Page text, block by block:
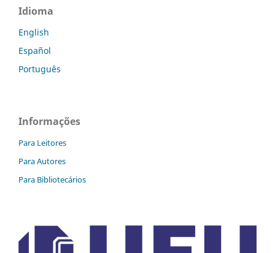
Idioma
English
Español
Português
Informações
Para Leitores
Para Autores
Para Bibliotecários